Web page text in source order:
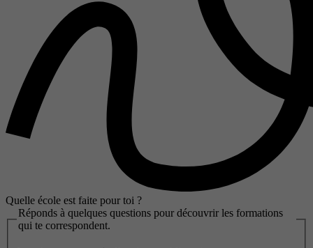
Quelle école est faite pour toi ?
Réponds à quelques questions pour découvrir les formations
qui te correspondent.